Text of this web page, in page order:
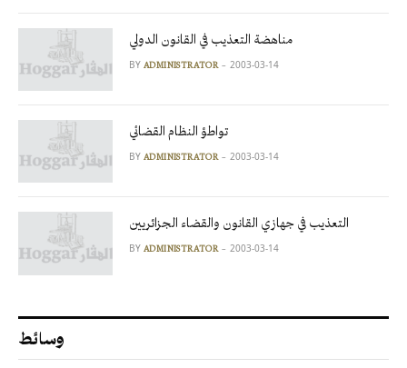
مناهضة التعذيب في القانون الدولي
BY ADMINISTRATOR 2003-03-14
تواطؤ النظام القضائي
BY ADMINISTRATOR 2003-03-14
التعذيب في جهازي القانون والقضاء الجزائريين
BY ADMINISTRATOR 2003-03-14
وسائط